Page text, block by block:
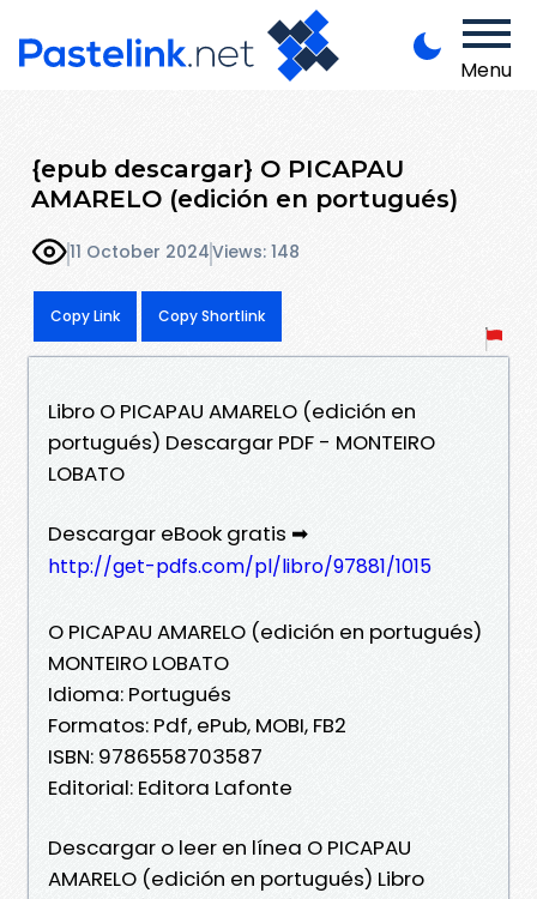
Menu
{epub descargar} O PICAPAU
AMARELO (edición en portugués)
11 October 2024Views: 148
Copy Link Copy Shortlink
Libro O PICAPAU AMARELO (edición en
portugués) Descargar PDF - MONTEIRO
LOBATO
Descargar eBook gratis ➡
http://get-pdfs.com/pl/libro/97881/1015
O PICAPAU AMARELO (edición en portugués)
MONTEIRO LOBATO
Idioma: Portugués
Formatos: Pdf, ePub, MOBI, FB2
ISBN: 9786558703587
Editorial: Editora Lafonte
Descargar o leer en línea O PICAPAU
AMARELO (edición en portugués) Libro